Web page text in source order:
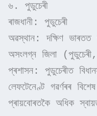
৬. পুডুচেৰী
ৰাজধানী: পুডুচেৰী
অৱস্থান: দক্ষিণ ভাৰতত
অসংলগ্ন জিলা
প্ৰশাসন: পুডুচেৰীত
লেফটেনেণ্ট গৱৰ্ণৰৰ
প্ৰায়বোৰতকৈ অধিক